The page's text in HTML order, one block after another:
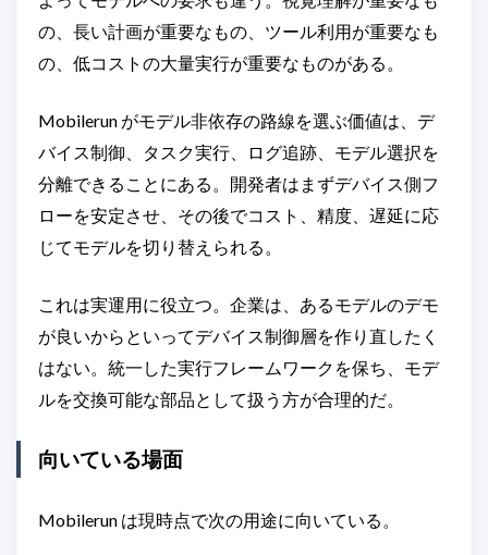
の、長い計画が重要なもの、ツール利用が重要なも
の、低コストの大量実行が重要なものがある。
Mobilerun がモデル非依存の路線を選ぶ価値は、デ
バイス制御、タスク実行、ログ追跡、モデル選択を
分離できることにある。開発者はまずデバイス側フ
ローを安定させ、その後でコスト、精度、遅延に応
じてモデルを切り替えられる。
これは実運用に役立つ。企業は、あるモデルのデモ
が良いからといってデバイス制御層を作り直したく
はない。統一した実行フレームワークを保ち、モデ
ルを交換可能な部品として扱う方が合理的だ。
向いている場面
Mobilerun は現時点で次の用途に向いている。